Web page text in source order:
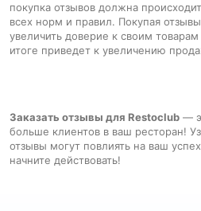
покупка отзывов должна
всех норм и правил. Покупая
увеличить доверие к своим
итоге приведет к увеличению
Заказать отзывы для Restoclub —
больше клиентов в ваш ресторан!
отзывы могут повлиять на ваш
начните действовать!